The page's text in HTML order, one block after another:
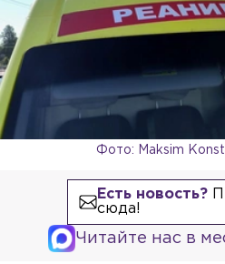
Фото: Maksim
Есть новость?
сюда!
Читайте нас в